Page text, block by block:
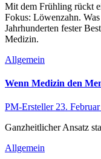
Mit dem Frühling rückt eine oft unterschätzte Heilpflanze in den
Fokus: Löwenzahn.
Jahrhunderten fester
Medizin.
Allgemein
Wenn Medizin den
PM-Ersteller 23.
Ganzheitlicher Ansatz
Allgemein